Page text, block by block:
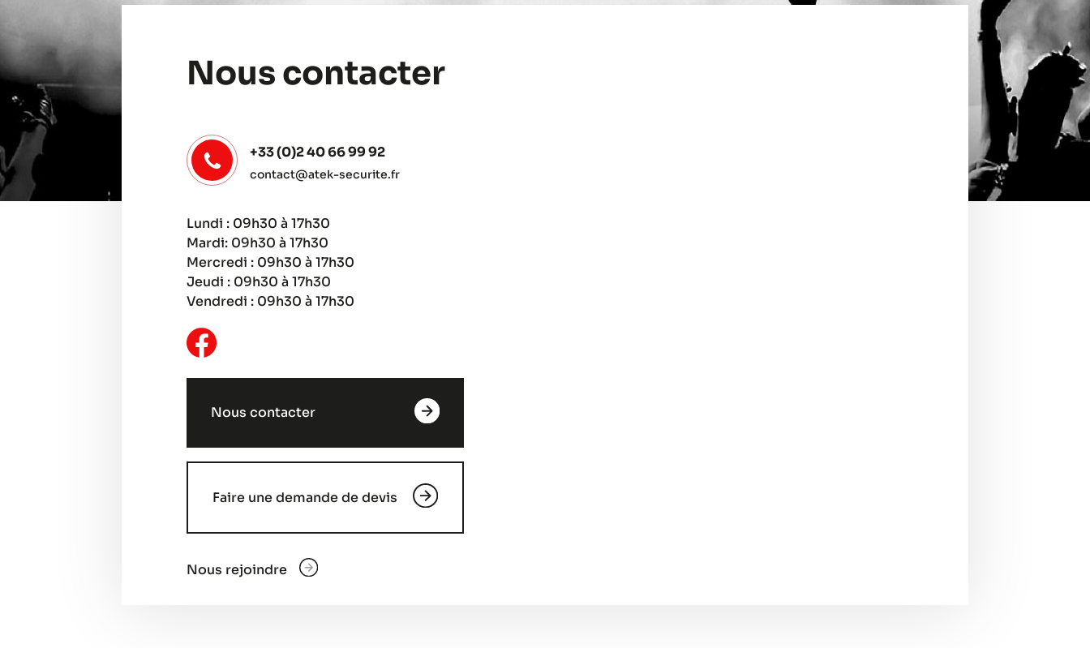
Nous contacter
+33 (0)2 40 66 99 92
contact@atek-securite.fr
Lundi : 09h30 à 17h30
Mardi: 09h30 à 17h30
Mercredi : 09h30 à 17h30
Jeudi : 09h30 à 17h30
Vendredi : 09h30 à 17h30
Nous contacter
Faire une demande de devis
Nous rejoindre